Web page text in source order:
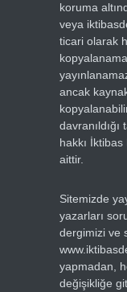
koruma
veya
ticari olarak
ancak
hakkı
aittir.
Sitemizde
yazarları
dergimizi ve
yapmadan,
değişikliğe